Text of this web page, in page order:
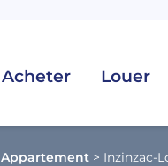
Acheter Louer
Appartement > Inzinzac-